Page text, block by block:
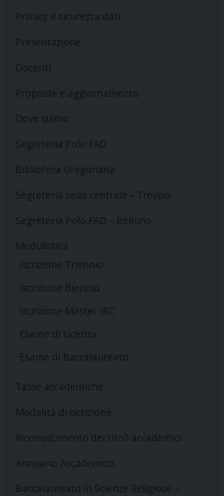
Privacy e sicurezza dati
Presentazione
Docenti
Proposte e aggiornamento
Dove siamo
Segreteria Polo FAD
Biblioteca Gregoriana
Segreteria sede centrale – Treviso
Segreteria Polo FAD – Belluno
Modulistica
Iscrizione Triennio
Iscrizione Biennio
Iscrizione Master IRC
Esame di Licenza
Esame di Baccalaureato
Tasse accademiche
Modalità di iscrizione
Riconoscimento dei titoli accademici
Annuario Accademico
Baccalaureato in Scienze Religiose –